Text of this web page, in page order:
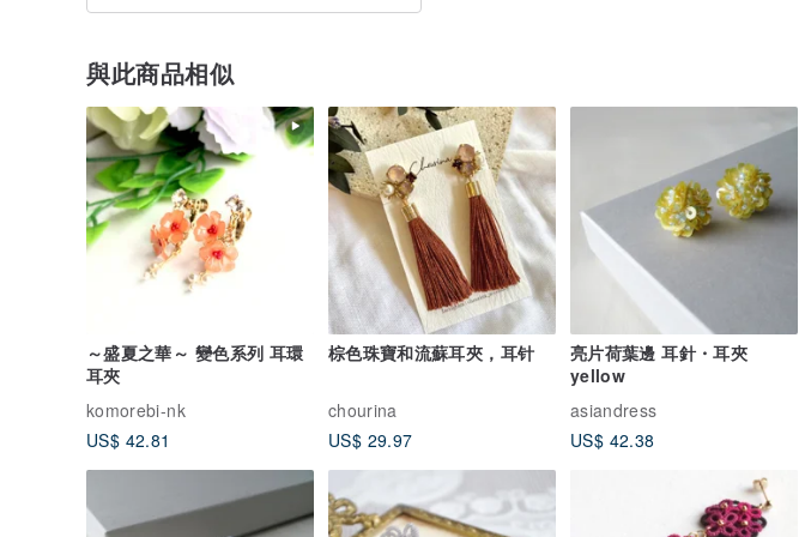
與此商品相似
～盛夏之華～ 變色系列 耳環
耳夾
komorebi-nk
US$ 42.81
棕色珠寶和流蘇耳夾，耳针
chourina
US$ 29.97
亮片荷葉邊 耳針・耳夾
yellow
asiandress
US$ 42.38